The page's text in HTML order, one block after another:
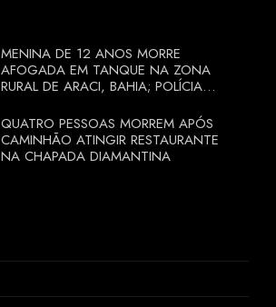
MENINA DE 12 ANOS MORRE
AFOGADA EM TANQUE NA ZONA
RURAL DE ARACI, BAHIA; POLÍCIA
QUATRO PESSOAS MORREM APÓS
CAMINHÃO ATINGIR RESTAURANTE
NA CHAPADA DIAMANTINA